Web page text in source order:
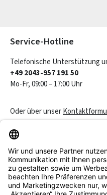
Service-Hotline
Telefonische Unterstützung
+49 2043-957 191 50
Mo-Fr, 09:00 – 17:00 Uhr
Oder über unser
Service & Beratung